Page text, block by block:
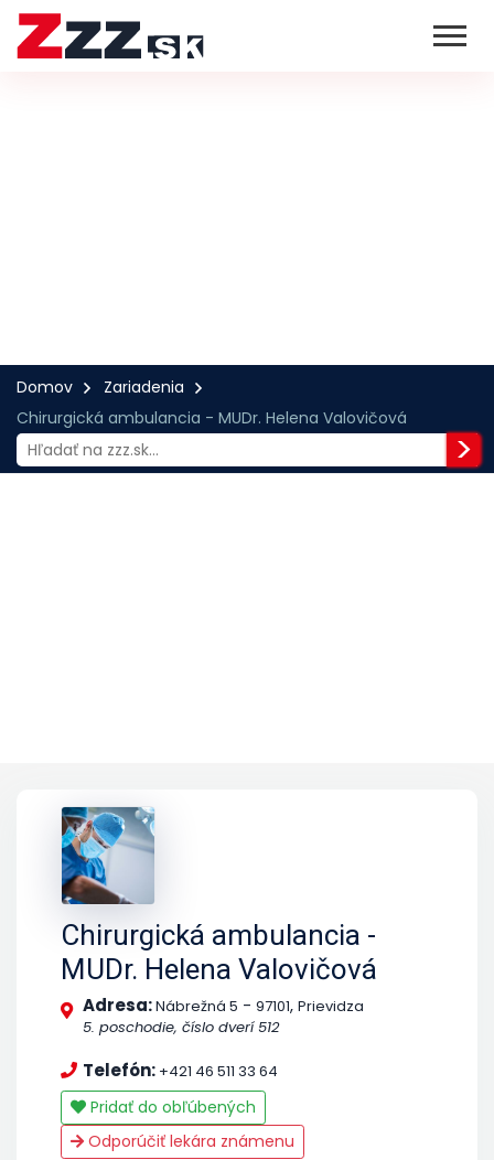
Domov
Zariadenia
Chirurgická ambulancia - MUDr. Helena Valovičová
Chirurgická ambulancia -
MUDr. Helena Valovičová
Adresa:Nábrežná 5 - 97101, Prievidza
5. poschodie, číslo dverí 512
Telefón: +421 46 511 33 64
Pridať do obľúbených
Odporúčiť lekára známenu